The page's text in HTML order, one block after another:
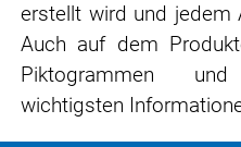
erstellt wird und jedem
Auch auf dem
Piktogrammen
wichtigsten